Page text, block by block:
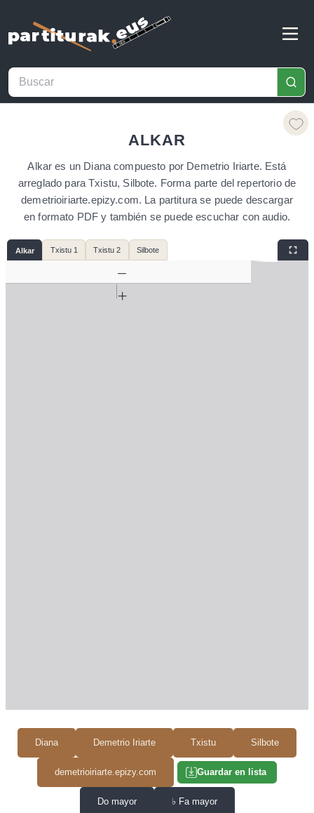
ALKAR
Diana Demetrio Iriarte Txistu Silbote
demetrioiriarte.epizy.com Guardar en lista
Do mayor ♭ Fa mayor
Alkar es un Diana compuesto por Demetrio Iriarte. Está
arreglado para Txistu, Silbote. Forma parte del repertorio de
demetrioiriarte.epizy.com. La partitura se puede descargar
en formato PDF y también se puede escuchar con audio.
Alkar Txistu 1 Txistu 2 Silbote